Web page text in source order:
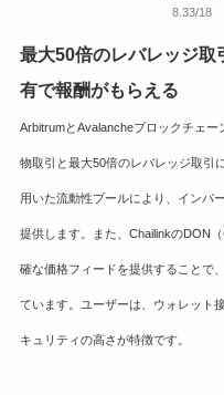
8.33/18
最大50倍のレバレッジ取
有で報酬がもらえる
ArbitrumとAvalancheブロックチェ
物取引と最大50倍のレバレッジ取引
用いた流動性プールにより、インパ
提供します。また、ChailinkのDON
確な価格フィードを提供することで
ています。ユーザーは、ウォレット
キュリティの高さが特徴です。